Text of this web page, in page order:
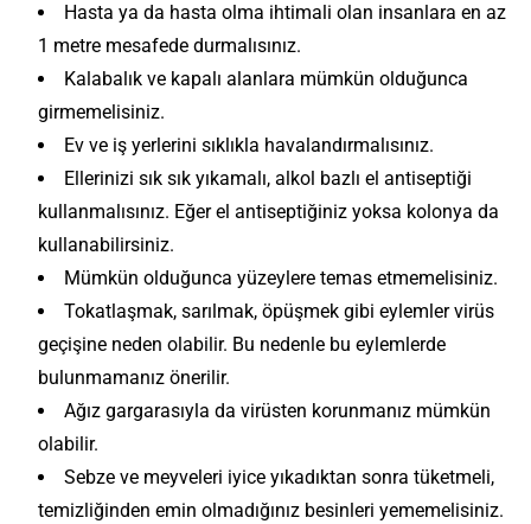
Hasta ya da hasta olma ihtimali olan insanlara en az
1 metre mesafede durmalısınız.
Kalabalık ve kapalı alanlara mümkün olduğunca
girmemelisiniz.
Ev ve iş yerlerini sıklıkla havalandırmalısınız.
Ellerinizi sık sık yıkamalı, alkol bazlı el antiseptiği
kullanmalısınız. Eğer el antiseptiğiniz yoksa kolonya da
kullanabilirsiniz.
Mümkün olduğunca yüzeylere temas etmemelisiniz.
Tokatlaşmak, sarılmak, öpüşmek gibi eylemler virüs
geçişine neden olabilir. Bu nedenle bu eylemlerde
bulunmamanız önerilir.
Ağız gargarasıyla da virüsten korunmanız mümkün
olabilir.
Sebze ve meyveleri iyice yıkadıktan sonra tüketmeli,
temizliğinden emin olmadığınız besinleri yememelisiniz.